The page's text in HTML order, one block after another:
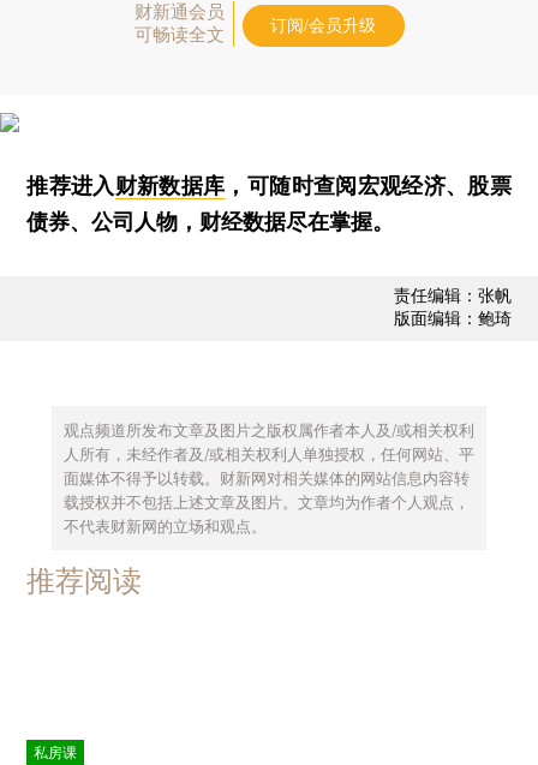
财新通会员
可畅读全文
订阅/会员升级
推荐进入财新数据库 ，可随时查阅宏观经济、股票
债券、公司人物，财经数据尽在掌握。
责任编辑：张帆
版面编辑：鲍琦
观点频道所发布文章及图片之版权属作者本人及/或相关权利
人所有，未经作者及/或相关权利人单独授权，任何网站、平
面媒体不得予以转载。财新网对相关媒体的网站信息内容转
载授权并不包括上述文章及图片。文章均为作者个人观点，
不代表财新网的立场和观点。
推荐阅读
私房课